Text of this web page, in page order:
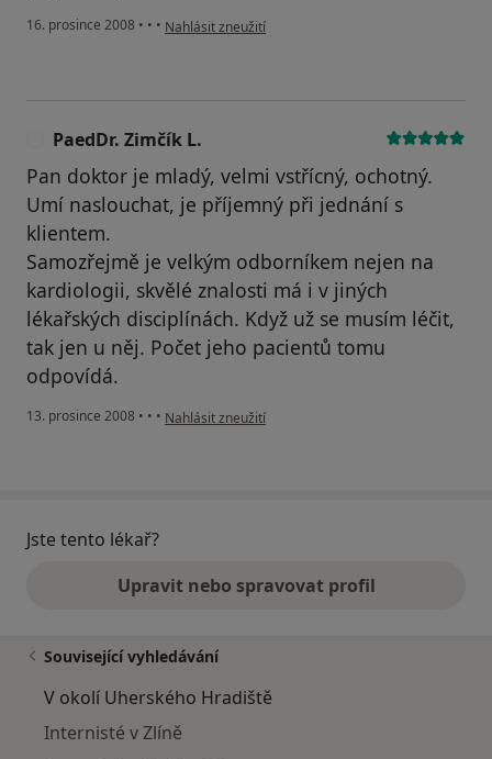
16. prosince 2008 • • • podle názoru uživatele jitka
Nahlásit zneužití
PaedDr. Zimčík L.
Pan doktor je mladý, velmi vstřícný, ochotný.
Umí naslouchat, je příjemný při jednání s
klientem.
Samozřejmě je velkým odborníkem nejen na
kardiologii, skvělé znalosti má i v jiných
lékařských disciplínách. Když už se musím léčit,
tak jen u něj. Počet jeho pacientů tomu
odpovídá.
13. prosince 2008 • • • podle názoru uživatele PaedDr. Zimčík L.
Nahlásit zneužití
Jste tento lékař?
Upravit nebo spravovat profil
Související vyhledávání
V okolí Uherského Hradiště
Internisté v Zlíně